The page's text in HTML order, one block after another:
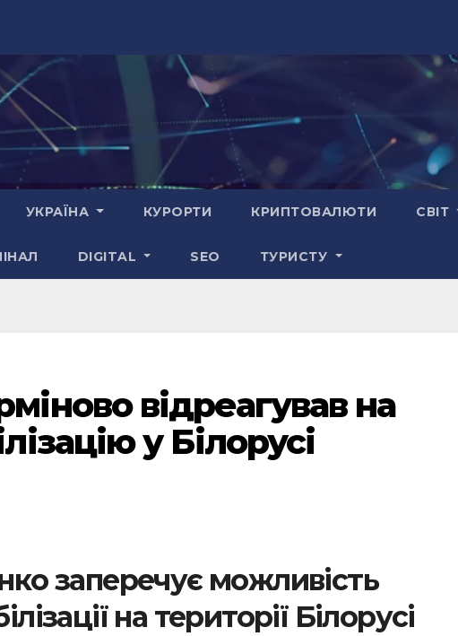
УКРАЇНА КУРОРТИ КРИПТОВАЛЮТИ СВІТ
DIGITAL SEO ТУРИСТУ
відреагував на
у Білорусі
заперечує можливість
на території Білорусі